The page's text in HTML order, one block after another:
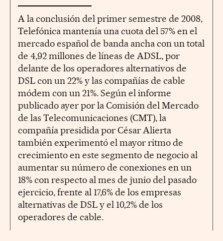
A la conclusión del primer semestre de 2008,
Telefónica mantenía una cuota del 57% en el
mercado español de banda ancha con un total
de 4,92 millones de líneas de ADSL, por
delante de los operadores alternativos de
DSL con un 22% y las compañías de cable
módem con un 21%. Según el informe
publicado ayer por la Comisión del Mercado
de las Telecomunicaciones (CMT), la
compañía presidida por César Alierta
también experimentó el mayor ritmo de
crecimiento en este segmento de negocio al
aumentar su número de conexiones en un
18% con respecto al mes de junio del pasado
ejercicio, frente al 17,6% de los empresas
alternativas de DSL y el 10,2% de los
operadores de cable.